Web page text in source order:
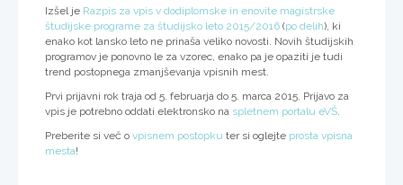
Izšel je Razpis za vpis v dodiplomske in enovite magistrske
študijske programe za študijsko leto 2015/2016 (po delih), ki
enako kot lansko leto ne prinaša veliko novosti. Novih študijskih
programov je ponovno le za vzorec, enako pa je opaziti je tudi
trend postopnega zmanjševanja vpisnih mest.
Prvi prijavni rok traja od 5. februarja do 5. marca 2015. Prijavo za
vpis je potrebno oddati elektronsko na spletnem portalu eVŠ
Preberite si več o vpisnem postopku ter si oglejte prosta vpisna
mesta!